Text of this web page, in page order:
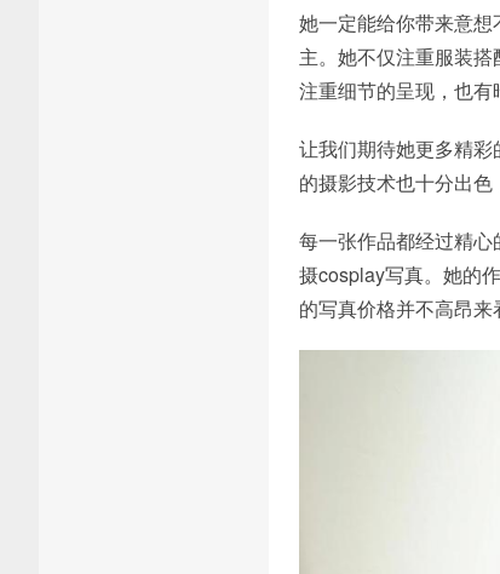
她一定能给你带来意
主。她不仅注重服装
注重细节的呈现，也有
让我们期待她更多精
的摄影技术也十分出色
每一张作品都经过精
摄cosplay写真。她的
的写真价格并不高昂来